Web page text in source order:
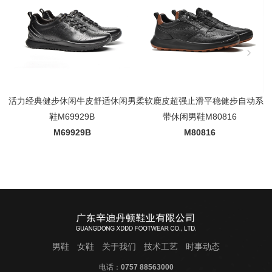
活力经典健步休闲牛皮舒适休闲男
鞋M69929B
M69929B
柔软鹿皮超强止滑平稳健步自动系
带休闲男鞋M80816
M80816
男鞋 女鞋 关于我们 技术工艺 时事动态
电话： 0757 88563000